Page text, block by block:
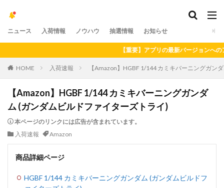
ニュース 入荷情報 ノウハウ 抽選情報 お知らせ
【重要】アプリの最新バージョンへのアッ
HOME 入荷速報 【Amazon】HGBF 1/144 カミキバーニングガン
【Amazon】HGBF 1/144 カミキバーニングガンダ
ム (ガンダムビルドファイターズトライ)
本ページのリンクには広告が含まれています。
入荷速報
Amazon
商品詳細ページ
HGBF 1/144 カミキバーニングガンダム (ガンダムビルドフ